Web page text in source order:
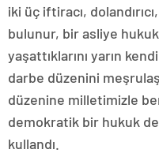
iki üç iftiracı,
bulunur, bir asliye
yaşattıklarını yarın
darbe düzenini
düzenine milletimizle
demokratik bir hukuk
kullandı.